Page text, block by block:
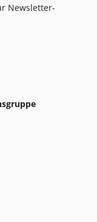
Newsletter-